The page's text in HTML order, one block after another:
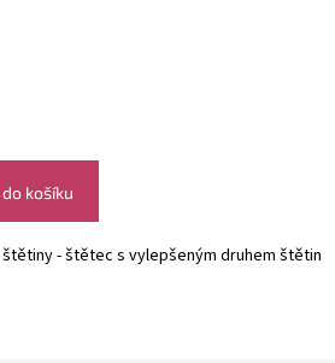
košíku
- štětec s vylepšeným druhem štětin